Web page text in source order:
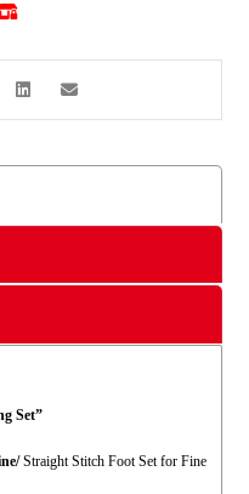
Set”
Straight Stitch Foot Set for Fine